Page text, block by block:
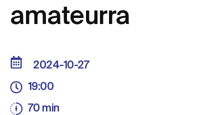
amateurra
2024-10-27
19:00
70 min